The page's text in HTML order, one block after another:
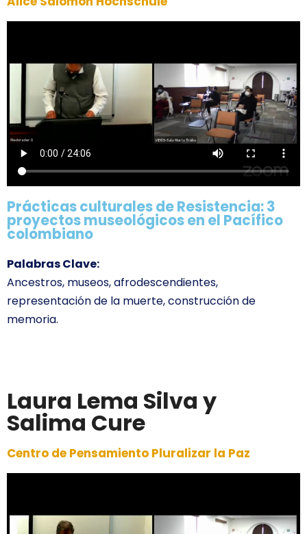
Prácticas culturales de Resistencia: 3
proyectos museológicos en el Pacífico
colombiano
Palabras Clave:
Ancestros, museos, afrodescendientes,
representación de la muerte, construcción de
memoria.
Laura Lema Silva y
Salima Cure
Centro de Pensamiento Pluralizar la Paz